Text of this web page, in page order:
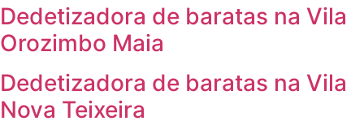
Dedetizadora de baratas na Vila
Orozimbo Maia
Dedetizadora de baratas na Vila
Nova Teixeira